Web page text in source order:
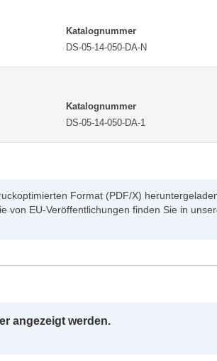
Katalognummer
DS-05-14-050-DA-N
Katalognummer
DS-05-14-050-DA-1
Format (PDF/X)
von EU-Veröffentlichungen finden Sie in
angezeigt werden.